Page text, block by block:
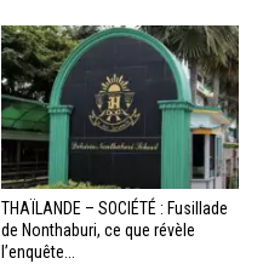
THAÏLANDE – SOCIÉTÉ : Fusillade
de Nonthaburi, ce que révèle
l’enquête...